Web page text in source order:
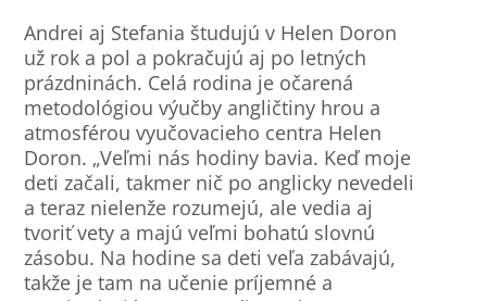
Andrei aj Stefania študujú v Helen Doron
už rok a pol a pokračujú aj po letných
prázdninách. Celá rodina je očarená
metodológiou výučby angličtiny hrou a
atmosférou vyučovacieho centra Helen
Doron. „Veľmi nás hodiny bavia. Keď moje
deti začali, takmer nič po anglicky nevedeli
a teraz nielenže rozumejú, ale vedia aj
tvoriť vety a majú veľmi bohatú slovnú
zásobu. Na hodine sa deti veľa zabávajú,
takže je tam na učenie príjemné a